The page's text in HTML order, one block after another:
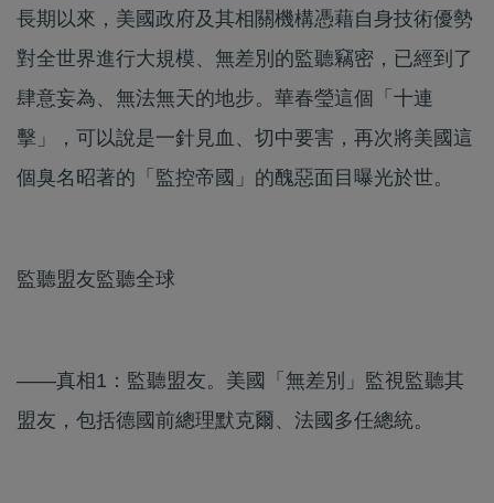
長期以來，美國政府及其相關機構憑藉自身技術優勢
對全世界進行大規模、無差別的監聽竊密，已經到了
肆意妄為、無法無天的地步。華春瑩這個「十連
擊」，可以說是一針見血、切中要害，再次將美國這
個臭名昭著的「監控帝國」的醜惡面目曝光於世。
監聽盟友監聽全球
——真相1：監聽盟友。美國「無差別」監視監聽其
盟友，包括德國前總理默克爾、法國多任總統。